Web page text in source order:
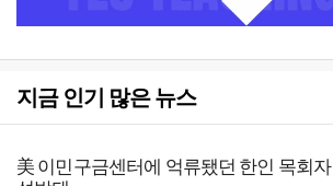
지금 인기 많은 뉴스
美 이민구금센터에 억류됐던 한인 목회자